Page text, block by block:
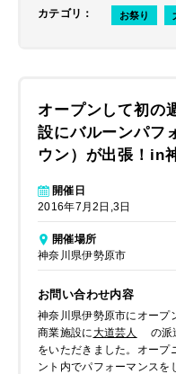
カテゴリ ： お祭り
オープンして初の
設にバルーンパフ
ウン）が出張！in
開催日
2016年7月2日,3日
開催場所
神奈川県伊勢原市
お問い合わせ内容
神奈川県伊勢原市にオープ
商業施設に大道芸人
の派
をいただきました。オープ
ント内でパフォーマンスを